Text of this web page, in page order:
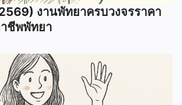
งานพัทยาครบวงจรราคา
าชีพพัทยา